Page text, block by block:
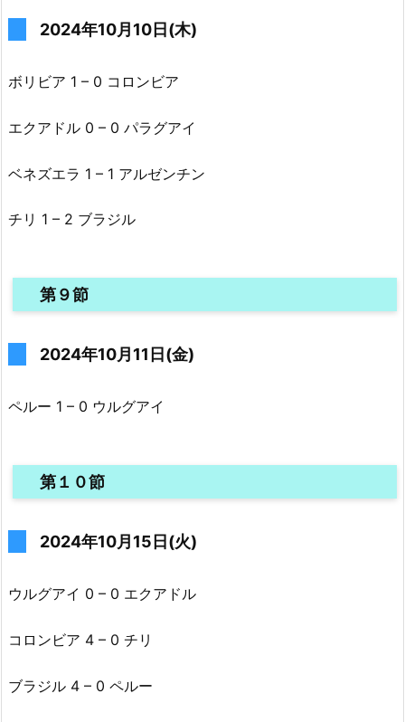
2024年10月10日(木)
ボリビア 1 – 0 コロンビア
エクアドル 0 – 0 パラグアイ
ベネズエラ 1 – 1 アルゼンチン
チリ 1 – 2 ブラジル
第９節
2024年10月11日(金)
ペルー 1 – 0 ウルグアイ
第１０節
2024年10月15日(火)
ウルグアイ 0 – 0 エクアドル
コロンビア 4 – 0 チリ
ブラジル 4 – 0 ペルー